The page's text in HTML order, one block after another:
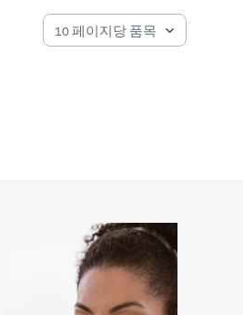
온디맨드 프로비저닝